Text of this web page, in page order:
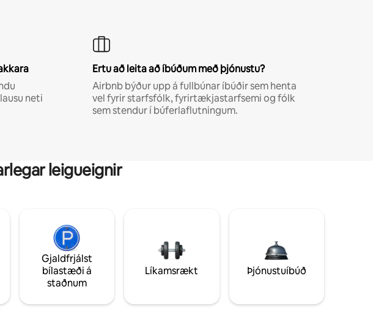
neti
Ertu að leita að íbúðum með þjónustu?
Airbnb býður upp á fullbúnar íbúðir sem henta
vel fyrir starfsfólk, fyrirtækjastarfsemi og fólk
sem stendur í búferlaflutningum.
leigueignir
Gjaldfrjálst
bílastæði á
staðnum
Líkamsrækt Þjónustuíbúð